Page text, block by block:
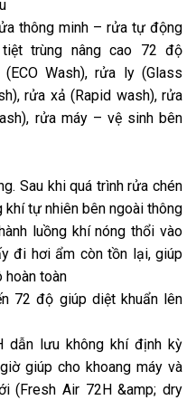
thông minh – rửa tự động
trùng nâng cao 72 độ
Wash), rửa ly (Glass
rửa xả (Rapid wash), rửa
rửa máy – vệ sinh bên
Sau khi quá trình rửa chén
tự nhiên bên ngoài thông
luồng khí nóng thổi vào
đi hơi ẩm còn tồn lại, giúp
toàn
72 độ giúp diệt khuẩn lên
dẫn lưu không khí định kỳ
giúp cho khoang máy và
(Fresh Air 72H &amp; dry